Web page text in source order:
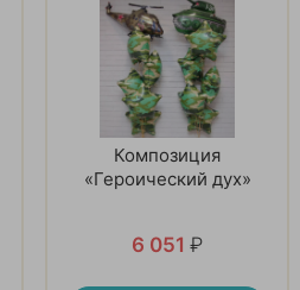
Композиция
«Героический дух»
6 051 ₽